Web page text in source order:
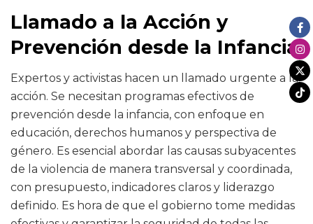
Llamado a la Acción y
Prevención desde la Infancia
Expertos y activistas hacen un llamado urgente a la
acción. Se necesitan programas efectivos de
prevención desde la infancia, con enfoque en
educación, derechos humanos y perspectiva de
género. Es esencial abordar las causas subyacentes
de la violencia de manera transversal y coordinada,
con presupuesto, indicadores claros y liderazgo
definido. Es hora de que el gobierno tome medidas